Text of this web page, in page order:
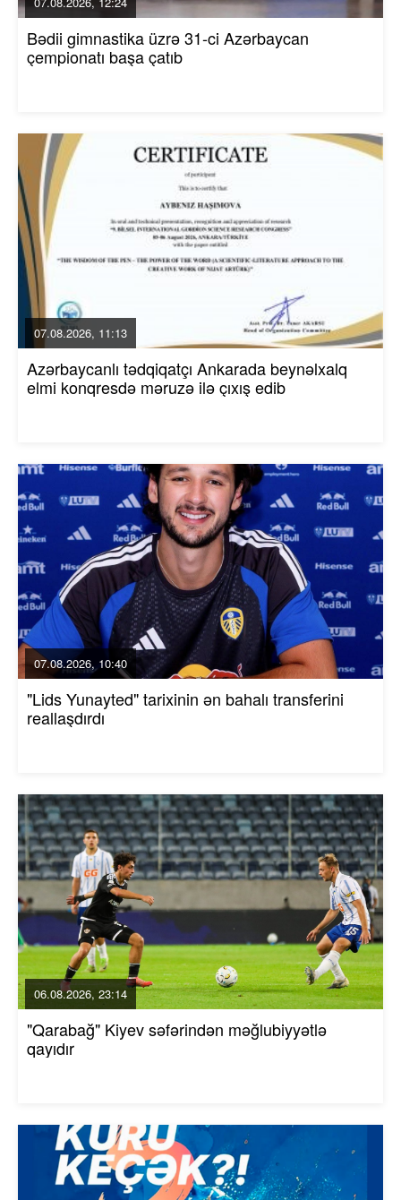
Bədii gimnastika üzrə 31-ci Azərbaycan
çempionatı başa çatıb
07.08.2026, 11:13
Azərbaycanlı tədqiqatçı Ankarada beynəlxalq
elmi konqresdə məruzə ilə çıxış edib
07.08.2026, 10:40
"Lids Yunayted" tarixinin ən bahalı transferini
reallaşdırdı
06.08.2026, 23:14
"Qarabağ" Kiyev səfərindən məğlubiyyətlə
qayıdır